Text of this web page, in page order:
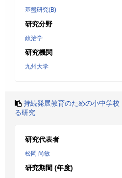
基盤研究(B)
研究分野
政治学
研究機関
九州大学
持続発展教育のための小中学
る研究
研究代表者
松岡 尚敏
研究期間 (年度)